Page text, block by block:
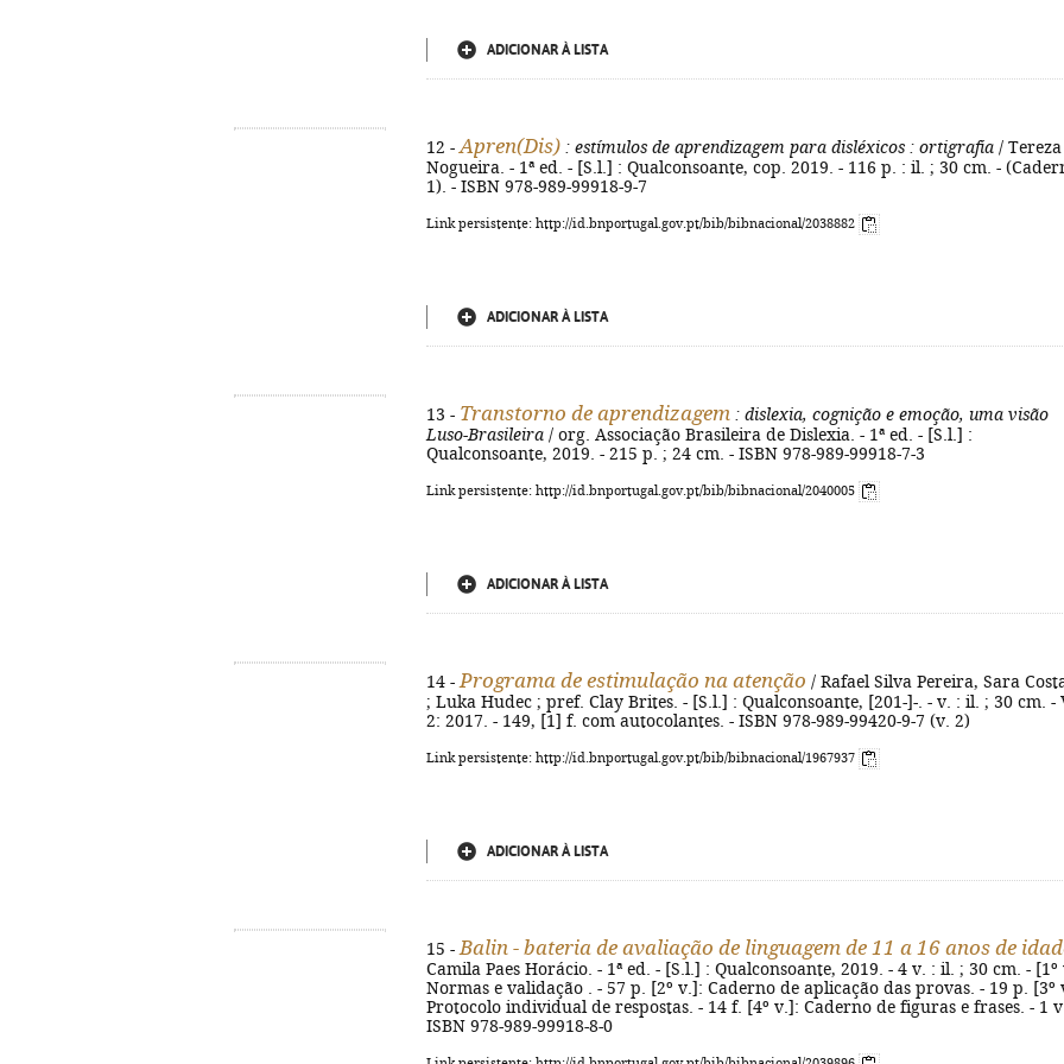
ADICIONAR À LISTA
12 - Apren(Dis) : estímulos de aprendizagem para disléxicos : ortigrafia / Tereza
Nogueira. - 1ª ed. - [S.l.] : Qualconsoante, cop. 2019. - 116 p. : il. ; 30 cm. -
1). - ISBN 978-989-99918-9-7
Link persistente: http://id.bnportugal.gov.pt/bib/bibnacional/2038882
ADICIONAR À LISTA
13 - Transtorno de aprendizagem : dislexia, cognição e emoção, uma visão
Luso-Brasileira / org. Associação Brasileira de Dislexia. - 1ª ed. - [S.l.] :
Qualconsoante, 2019. - 215 p. ; 24 cm. - ISBN 978-989-99918-7-3
Link persistente: http://id.bnportugal.gov.pt/bib/bibnacional/2040005
ADICIONAR À LISTA
14 - Programa de estimulação na atenção / Rafael Silva Pereira, Sara
; Luka Hudec ; pref. Clay Brites. - [S.l.] : Qualconsoante, [201-]-. - v. : il. ; 30 cm. -
2: 2017. - 149, [1] f. com autocolantes. - ISBN 978-989-99420-9-7 (v. 2)
Link persistente: http://id.bnportugal.gov.pt/bib/bibnacional/1967937
ADICIONAR À LISTA
15 - Balin - bateria de avaliação de linguagem de 11 a 16 anos de
Camila Paes Horácio. - 1ª ed. - [S.l.] : Qualconsoante, 2019. - 4 v. : il. ; 30 cm. - [1º
Normas e validação . - 57 p. [2º v.]: Caderno de aplicação das provas. - 19 p. [3º
Protocolo individual de respostas. - 14 f. [4º v.]: Caderno de figuras e frases. - 1
ISBN 978-989-99918-8-0